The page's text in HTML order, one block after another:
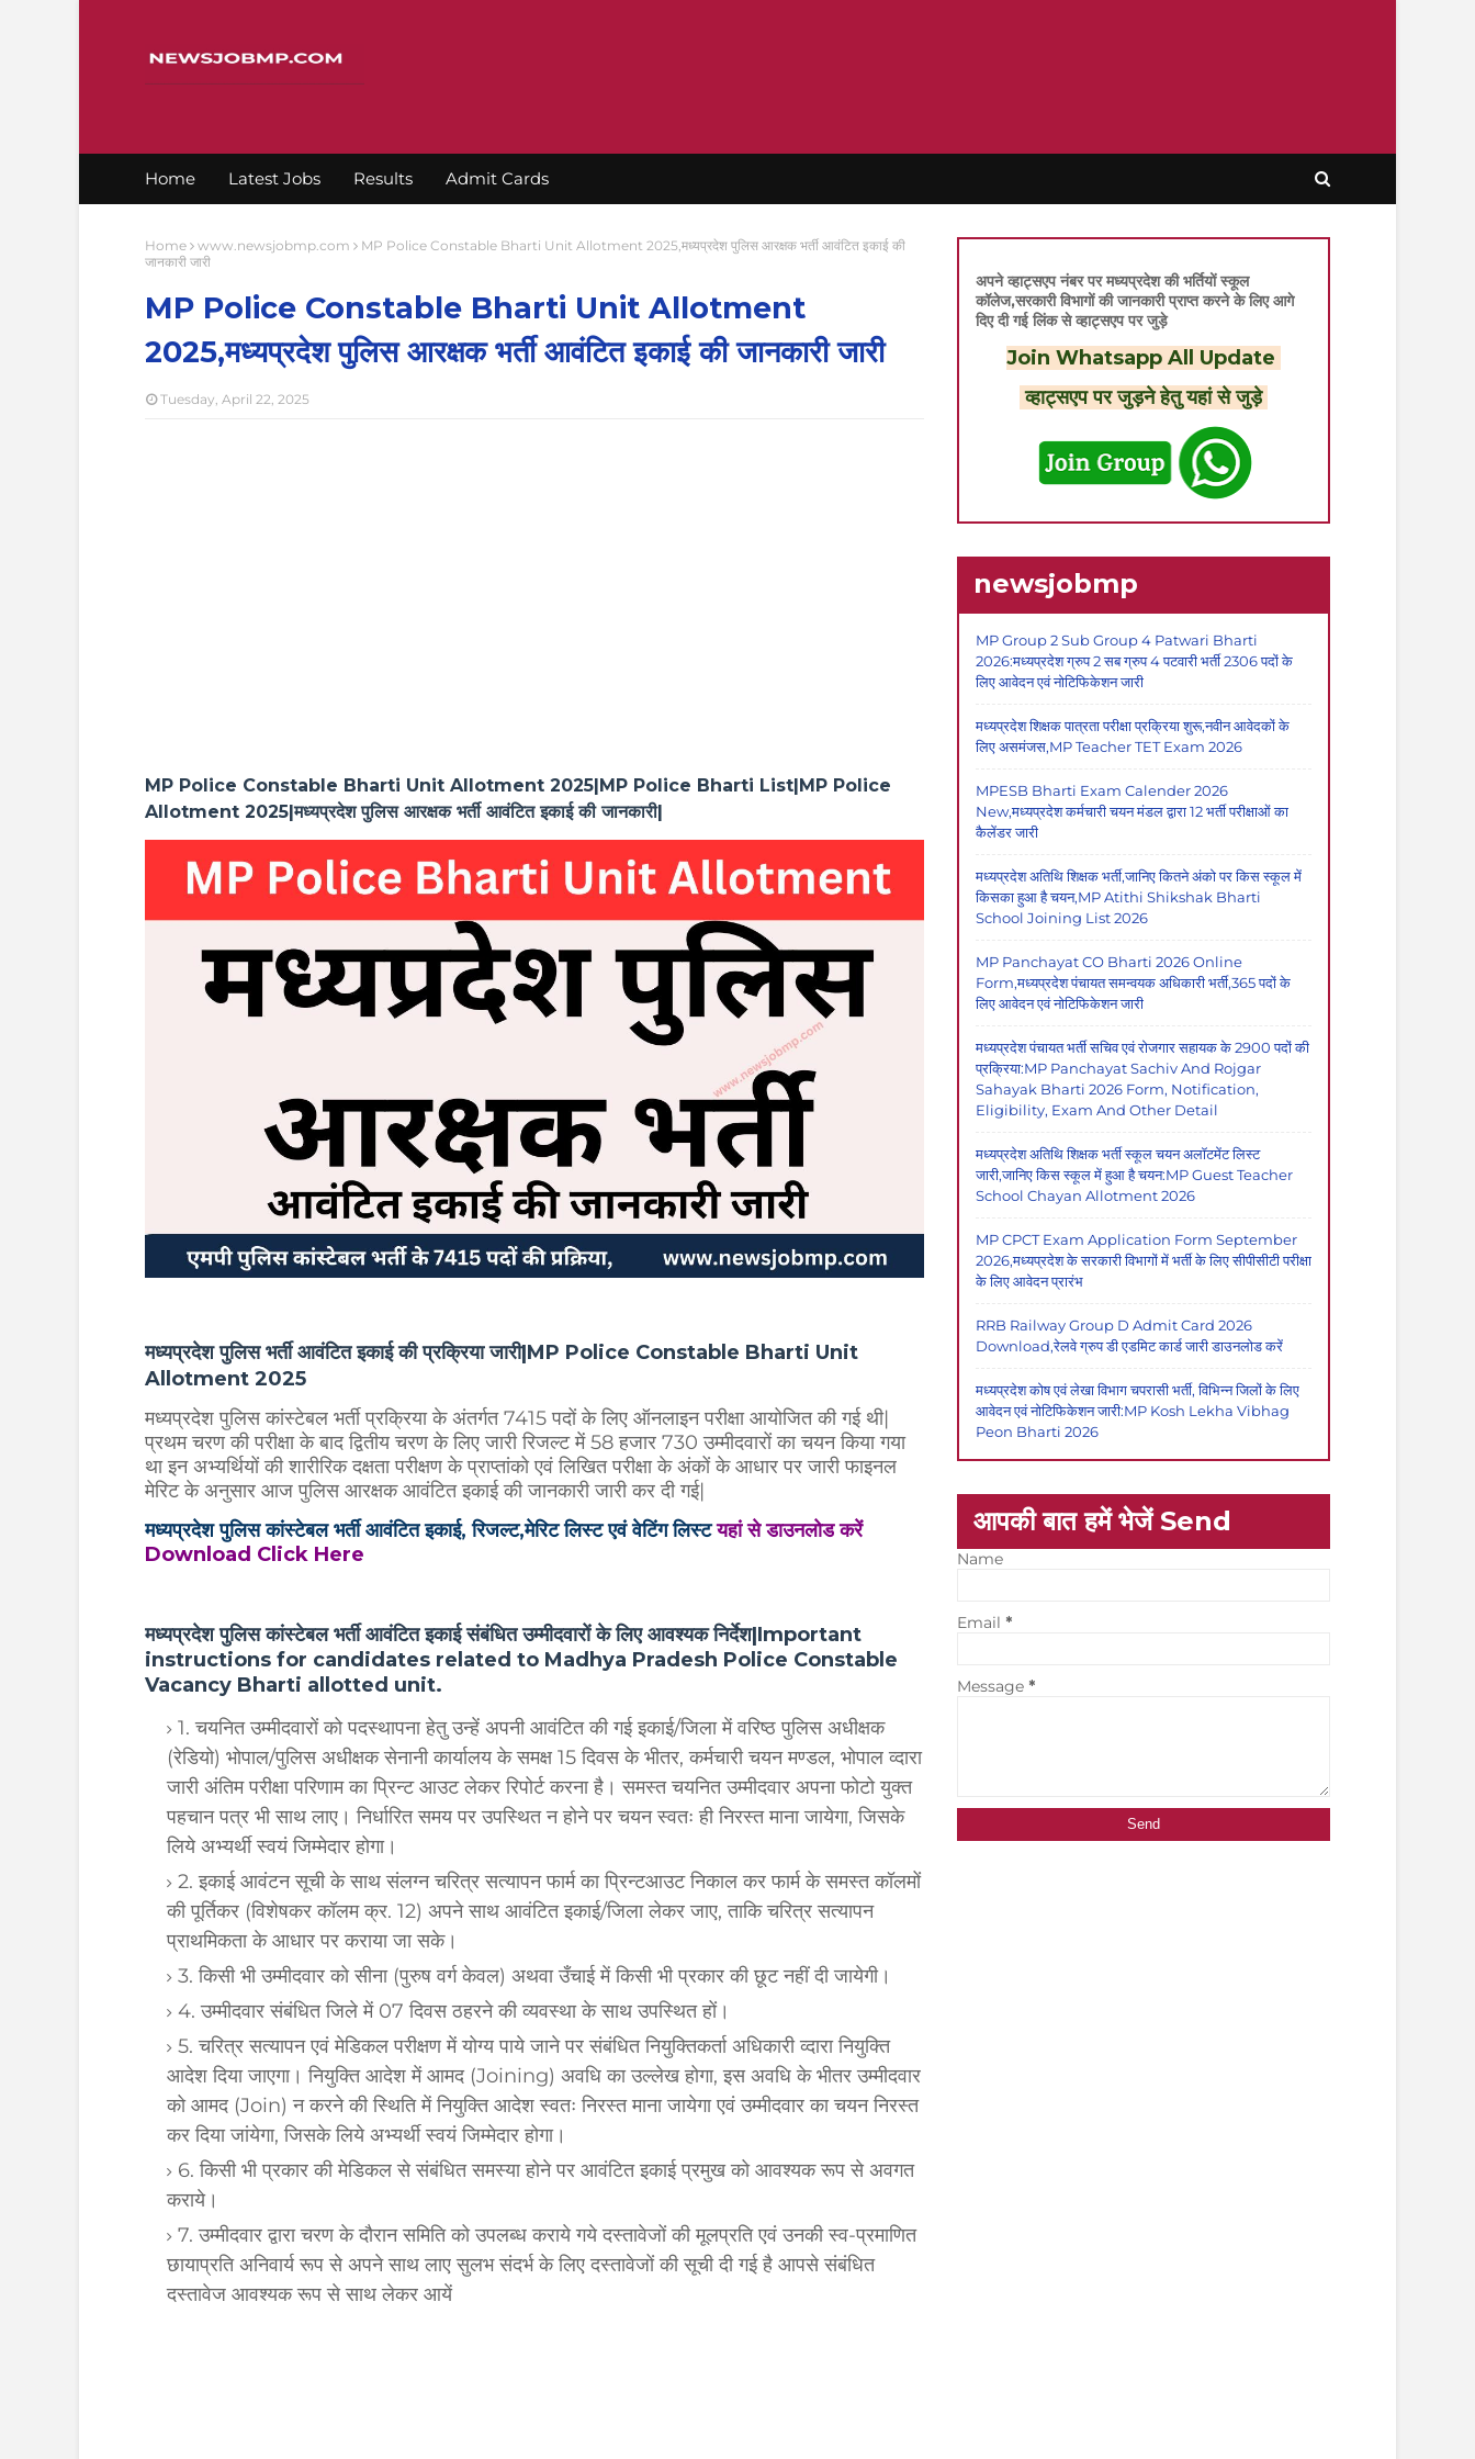
Home Latest Jobs Results Admit Cards
Home www.newsjobmp.com
MP Police Constable Bharti Unit Allotment 2025,मध्यप्रदेश पुलिस आरक्षक भर्ती आवंटित इकाई की
जानकारी जारी
MP Police Constable Bharti Unit Allotment
2025,मध्यप्रदेश पुलिस आरक्षक भर्ती आवंटित इकाई की जानकारी जारी
Tuesday, April 22, 2025
MP Police Constable Bharti Unit Allotment 2025|MP Police Bharti List|MP Police
Allotment 2025|मध्यप्रदेश पुलिस आरक्षक भर्ती आवंटित इकाई की जानकारी|
मध्यप्रदेश पुलिस भर्ती आवंटित इकाई की प्रक्रिया जारी|MP Police Constable Bharti Unit
Allotment 2025
मध्यप्रदेश पुलिस कांस्टेबल भर्ती प्रक्रिया के अंतर्गत 7415 पदों के लिए ऑनलाइन परीक्षा आयोजित की गई थी|
प्रथम चरण की परीक्षा के बाद द्वितीय चरण के लिए जारी रिजल्ट में 58 हजार 730 उम्मीदवारों का चयन किया गया
था इन अभ्यर्थियों की शारीरिक दक्षता परीक्षण के प्राप्तांको एवं लिखित परीक्षा के अंकों के आधार पर जारी फाइनल
मेरिट के अनुसार आज पुलिस आरक्षक आवंटित इकाई की जानकारी जारी कर दी गई|
मध्यप्रदेश पुलिस कांस्टेबल भर्ती आवंटित इकाई, रिजल्ट,मेरिट लिस्ट एवं वेटिंग लिस्टयहां से डाउनलोड करें
Download Click Here
मध्यप्रदेश पुलिस कांस्टेबल भर्ती आवंटित इकाई संबंधित उम्मीदवारों के लिए आवश्यक निर्देश|Important
instructions for candidates related to Madhya Pradesh Police Constable
Vacancy Bharti allotted unit.
1. चयनित उम्मीदवारों को पदस्थापना हेतु उन्हें अपनी आवंटित की गई इकाई/जिला में वरिष्ठ पुलिस अधीक्षक
(रेडियो) भोपाल/पुलिस अधीक्षक सेनानी कार्यालय के समक्ष 15 दिवस के भीतर, कर्मचारी चयन मण्डल, भोपाल व्दारा
जारी अंतिम परीक्षा परिणाम का प्रिन्ट आउट लेकर रिपोर्ट करना है। समस्त चयनित उम्मीदवार अपना फोटो युक्त
पहचान पत्र भी साथ लाए। निर्धारित समय पर उपस्थित न होने पर चयन स्वतः ही निरस्त माना जायेगा, जिसके
लिये अभ्यर्थी स्वयं जिम्मेदार होगा।
2. इकाई आवंटन सूची के साथ संलग्न चरित्र सत्यापन फार्म का प्रिन्टआउट निकाल कर फार्म के समस्त कॉलमों
की पूर्तिकर (विशेषकर कॉलम क्र. 12) अपने साथ आवंटित इकाई/जिला लेकर जाए, ताकि चरित्र सत्यापन
प्राथमिकता के आधार पर कराया जा सके।
3. किसी भी उम्मीदवार को सीना (पुरुष वर्ग केवल) अथवा उँचाई में किसी भी प्रकार की छूट नहीं दी जायेगी।
4. उम्मीदवार संबंधित जिले में 07 दिवस ठहरने की व्यवस्था के साथ उपस्थित हों।
5. चरित्र सत्यापन एवं मेडिकल परीक्षण में योग्य पाये जाने पर संबंधित नियुक्तिकर्ता अधिकारी व्दारा नियुक्ति
आदेश दिया जाएगा। नियुक्ति आदेश में आमद (Joining) अवधि का उल्लेख होगा, इस अवधि के भीतर उम्मीदवार
को आमद (Join) न करने की स्थिति में नियुक्ति आदेश स्वतः निरस्त माना जायेगा एवं उम्मीदवार का चयन निरस्त
कर दिया जांयेगा, जिसके लिये अभ्यर्थी स्वयं जिम्मेदार होगा।
6. किसी भी प्रकार की मेडिकल से संबंधित समस्या होने पर आवंटित इकाई प्रमुख को आवश्यक रूप से अवगत
कराये।
7. उम्मीदवार द्वारा चरण के दौरान समिति को उपलब्ध कराये गये दस्तावेजों की मूलप्रति एवं उनकी स्व-प्रमाणित
छायाप्रति अनिवार्य रूप से अपने साथ लाए सुलभ संदर्भ के लिए दस्तावेजों की सूची दी गई है आपसे संबंधित
दस्तावेज आवश्यक रूप से साथ लेकर आयें
अपने व्हाट्सएप नंबर पर मध्यप्रदेश की भर्तियों स्कूल
कॉलेज,सरकारी विभागों की जानकारी प्राप्त करने के लिए आगे
दिए दी गई लिंक से व्हाट्सएप पर जुड़े
Join Whatsapp All Update
व्हाट्सएप पर जुड़ने हेतु यहां से जुड़े
newsjobmp
MP Group 2 Sub Group 4 Patwari Bharti
2026:मध्यप्रदेश ग्रुप 2 सब ग्रुप 4 पटवारी भर्ती 2306 पदों के
लिए आवेदन एवं नोटिफिकेशन जारी
मध्यप्रदेश शिक्षक पात्रता परीक्षा प्रक्रिया शुरू,नवीन आवेदकों के
लिए असमंजस,MP Teacher TET Exam 2026
MPESB Bharti Exam Calender 2026
New,मध्यप्रदेश कर्मचारी चयन मंडल द्वारा 12 भर्ती परीक्षाओं का
कैलेंडर जारी
मध्यप्रदेश अतिथि शिक्षक भर्ती,जानिए कितने अंको पर किस स्कूल में
किसका हुआ है चयन,MP Atithi Shikshak Bharti
School Joining List 2026
MP Panchayat CO Bharti 2026 Online
Form,मध्यप्रदेश पंचायत समन्वयक अधिकारी भर्ती,365 पदों के
लिए आवेदन एवं नोटिफिकेशन जारी
मध्यप्रदेश पंचायत भर्ती सचिव एवं रोजगार सहायक के 2900 पदों की
प्रक्रिया:MP Panchayat Sachiv And Rojgar
Sahayak Bharti 2026 Form, Notification,
Eligibility, Exam And Other Detail
मध्यप्रदेश अतिथि शिक्षक भर्ती स्कूल चयन अलॉटमेंट लिस्ट
जारी,जानिए किस स्कूल में हुआ है चयन:MP Guest Teacher
School Chayan Allotment 2026
MP CPCT Exam Application Form September
2026,मध्यप्रदेश के सरकारी विभागों में भर्ती के लिए सीपीसीटी परीक्षा
के लिए आवेदन प्रारंभ
RRB Railway Group D Admit Card 2026
Download,रेलवे ग्रुप डी एडमिट कार्ड जारी डाउनलोड करें
मध्यप्रदेश कोष एवं लेखा विभाग चपरासी भर्ती, विभिन्न जिलों के लिए
आवेदन एवं नोटिफिकेशन जारी:MP Kosh Lekha Vibhag
Peon Bharti 2026
आपकी बात हमें भेजें Send
Name
Email *
Message *